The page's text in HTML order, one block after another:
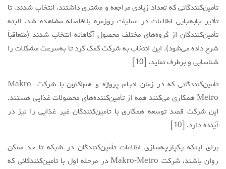
تأمین‌کنندگانی که تعداد زیادی مراجعه و مشتری داشتند، انتخاب شدند، تا
تأثیر جابه‌جایی اطلاعات در عملیات روزمره بلافاصله مشاهده شد. البته
تأمین‌کنندگان از گروه‌های مختلف محصول آگاهانه انتخاب شدند (متعاقباً
شرح داده می‌شود). این انتخاب به شرکت کمک کرد تا به‌سرعت مشکلات را
شناسایی و برطرف نماید. [10]
‌تأمین‌کنندگانی که در زمان انجام پروژه و هم‌اکنون با شرکت Makro-
Metro همکاری می‌کنند همه از تأمین‌کننده‌های محصولات غذایی هستند.
این شرکت قصد توسعه همکاری با تأمین‌کنندگان غیر غذایی را نیز در
آینده دارد. [10]
برای اینکه یکپارچه‌سازی اطلاعات تأمین‌کنندگان در شبکه تا حد ممکن
روان باشند، شرکت Makro-Metro در مرحله اول با تأمین‌کنندگانی که